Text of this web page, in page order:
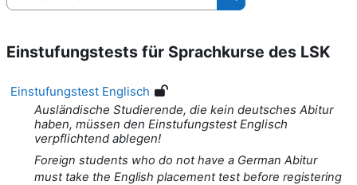
Buscar cursos
Einstufungstests für Sprachkurse des LSK
Einstufungstest Englisch
Ausländische Studierende, die kein deutsches Abitur
haben, müssen den Einstufungstest Englisch
verpflichtend ablegen!
Foreign students who do not have a German Abitur
must take the English placement test before registering